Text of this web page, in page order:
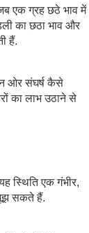
एक ग्रह छठे भाव में
का छठा भाव और
हैं.
ओर संघर्ष कैसे
का लाभ उठाने से
स्थिति एक गंभीर,
जूझ सकते हैं.